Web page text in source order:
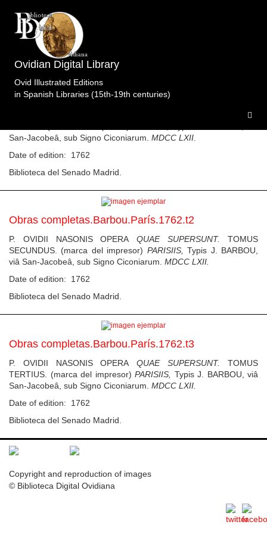
Ovidian Digital Library
Ovid Illustrated Editions
in Spanish Libraries (15th-19th centuries)
List of specimens in the library Biblioteca del
Senado Madrid. biblioteca3 specimens.
Obras completas.Barbou.París.1762.t1
, TOMUS
San-Jacobeâ, sub Signo Ciconiarum. MDCC LXII.
Date of edition: 1762
Biblioteca del Senado Madrid.
Obras completas.Barbou.París.1762.t2
P. OVIDII NASONIS OPERA QUAE SUPERSUNT.TOMUS
SECUNDUS. (marca del impresor) PARISIIS,Typis J. BARBOU,
viâ San-Jacobeâ, sub Signo Ciconiarum. MDCC LXII.
Date of edition: 1762
Biblioteca del Senado Madrid.
Obras completas.Barbou.París.1762.t3
P. OVIDII NASONIS OPERA QUAE SUPERSUNT.TOMUS
TERTIUS. (marca del impresor) PARISIIS, Typis J. BARBOU, viâ
San-Jacobeâ, sub Signo Ciconiarum. MDCC LXII.
Date of edition: 1762
Biblioteca del Senado Madrid.
Copyright and reproduction of images
© Biblioteca Digital Ovidiana